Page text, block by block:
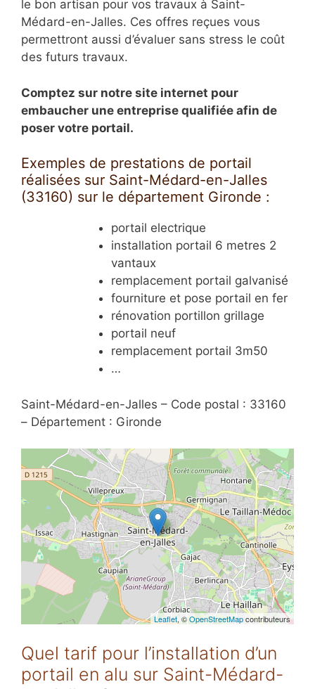
le bon artisan pour vos travaux à Saint-
Médard-en-Jalles. Ces offres reçues vous
permettront aussi d’évaluer sans stress le coût
des futurs travaux.
Comptez sur notre site internet pour
embaucher une entreprise qualifiée afin de
poser votre portail.
Exemples de prestations de portail
réalisées sur Saint-Médard-en-Jalles
(33160) sur le département Gironde :
portail electrique
installation portail 6 metres 2
vantaux
remplacement portail galvanisé
fourniture et pose portail en fer
rénovation portillon grillage
portail neuf
remplacement portail 3m50
…
Saint-Médard-en-Jalles – Code postal : 33160
– Département : Gironde
Leaflet, ©OpenStreetMapcontributeurs
Quel tarif pour l’installation d’un
portail en alu sur Saint-Médard-